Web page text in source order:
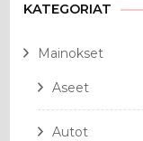
KATEGORIAT
Mainokset
Aseet
Autot